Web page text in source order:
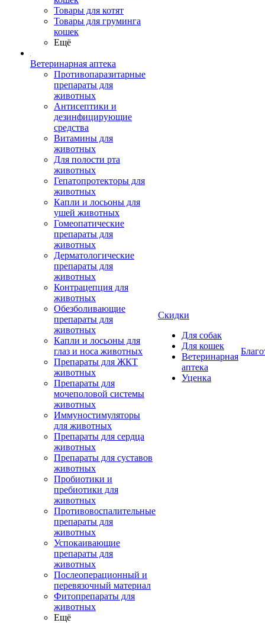
Товары для котят
Товары для груминга
кошек
Ещё
Ветеринарная аптека
Противопаразитарные
препараты для
животных
Антисептики и
дезинфицирующие
средства
Витамины для
животных
Для полости рта
животных
Гепатопротекторы для
животных
Капли и лосьоны для
ушей животных
Гомеопатические
препараты для
животных
Дерматологические
препараты для
животных
Контрацепция для
животных
Обезболивающие
препараты для
животных
Капли и лосьоны для
глаз и носа животных
Препараты для ЖКТ
животных
Препараты для
мочеполовой системы
животных
Иммуностимуляторы
для животных
Препараты для сердца
животных
Препараты для суставов
животных
Пробиотики и
пребиотики для
животных
Противовоспалительные
препараты для
животных
Успокаивающие
препараты для
животных
Послеоперационный и
перевязочный материал
Фитопрепараты для
животных
Ещё
Скидки
Для собак
Для кошек
Ветеринарная
аптека
Уценка